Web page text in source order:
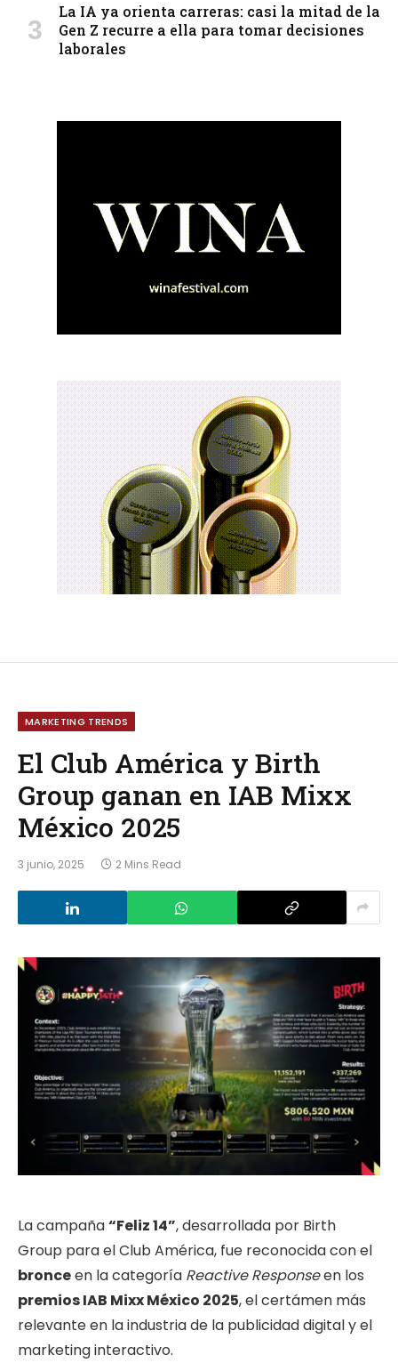
La IA ya orienta carreras: casi la mitad de la
Gen Z recurre a ella para tomar decisiones
laborales
MARKETING TRENDS
El Club América y Birth
Group ganan en IAB Mixx
México 2025
3 junio, 2025 2 Mins Read
La campaña“Feliz 14”, desarrollada por Birth
Group para el Club América, fue reconocida con el
bronceen la categoría Reactive Responseen los
premios IAB Mixx México 2025, el certámen más
relevante en la industria de la publicidad digital y el
marketing interactivo.